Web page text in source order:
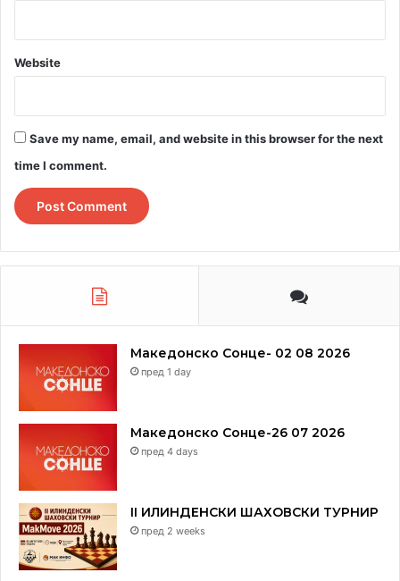
Васил Галев
Website
Save my name, email, and website in this browser for the next
time I comment.
Македонско Сонце- 02 08 2026
пред 1 day
Македонско Сонце-26 07 2026
пред 4 days
II ИЛИНДЕНСКИ ШАХОВСКИ ТУРНИР
пред 2 weeks